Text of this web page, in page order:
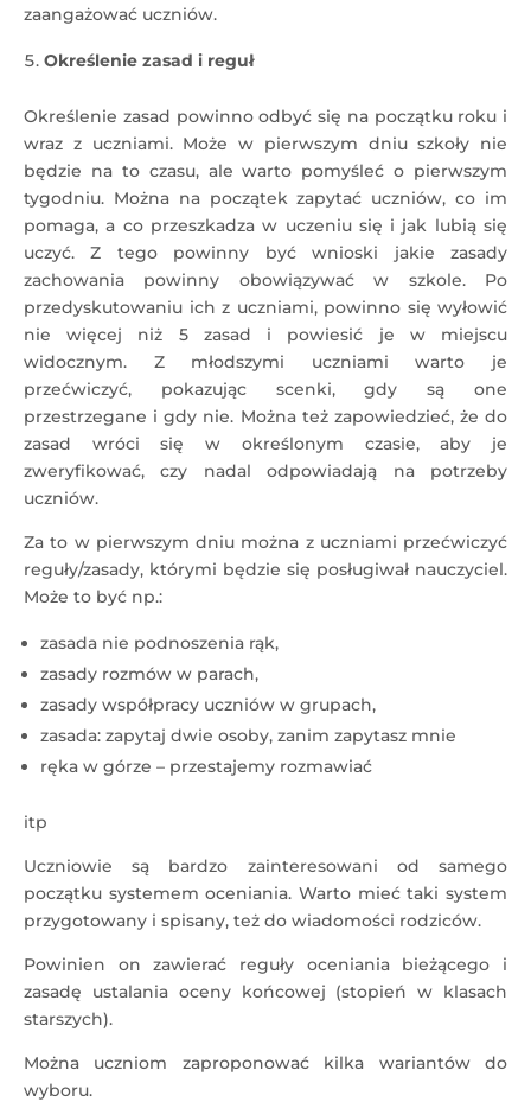
zaangażować uczniów.
Określenie zasad i reguł
Określenie zasad powinno odbyć się na początku roku i
wraz z uczniami. Może w pierwszym dniu szkoły nie
będzie na to czasu, ale warto pomyśleć o pierwszym
tygodniu. Można na początek zapytać uczniów, co im
pomaga, a co przeszkadza w uczeniu się i jak lubią się
uczyć. Z tego powinny być wnioski jakie zasady
zachowania powinny obowiązywać w szkole. Po
przedyskutowaniu ich z uczniami, powinno się wyłowić
nie więcej niż 5 zasad i powiesić je w miejscu
widocznym. Z młodszymi uczniami warto je
przećwiczyć, pokazując scenki, gdy są one
przestrzegane i gdy nie. Można też zapowiedzieć, że do
zasad wróci się w określonym czasie, aby je
zweryfikować, czy nadal odpowiadają na potrzeby
uczniów.
Za to w pierwszym dniu można z uczniami przećwiczyć
reguły/zasady, którymi będzie się posługiwał nauczyciel.
Może to być np.:
zasada nie podnoszenia rąk,
zasady rozmów w parach,
zasady współpracy uczniów w grupach,
zasada: zapytaj dwie osoby, zanim zapytasz mnie
ręka w górze – przestajemy rozmawiać
itp
Uczniowie są bardzo zainteresowani od samego
początku systemem oceniania. Warto mieć taki system
przygotowany i spisany, też do wiadomości rodziców.
Powinien on zawierać reguły oceniania bieżącego i
zasadę ustalania oceny końcowej (stopień w klasach
starszych).
Można uczniom zaproponować kilka wariantów do
wyboru.